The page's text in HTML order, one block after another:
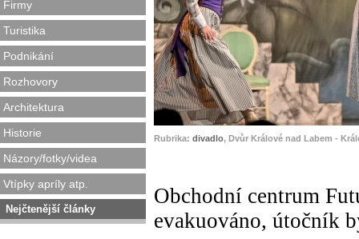
Firmy
Turistika
Podnikání
Rozhovory
Architektura
Historie
Názory/fotky/videa
Vtípky apríly atp.
Nejčtenější články
Rubrika: divadlo, Dvůr Králové nad Labem -
Obchodní centrum
evakuováno, útočník